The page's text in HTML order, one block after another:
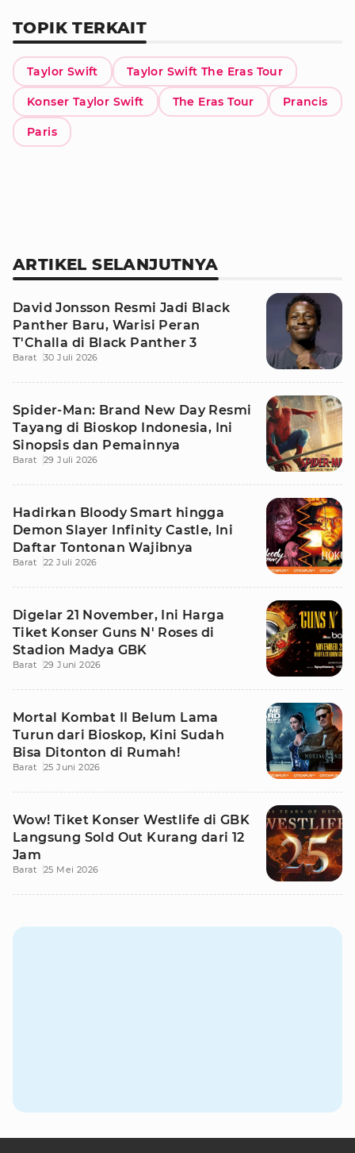
TOPIK TERKAIT
Taylor Swift Taylor Swift The Eras Tour
Konser Taylor Swift The Eras Tour Prancis
Paris
ARTIKEL SELANJUTNYA
David Jonsson Resmi Jadi Black
Panther Baru, Warisi Peran
T'Challa di Black Panther 3
Barat 30 Juli 2026
Spider-Man: Brand New Day Resmi
Tayang di Bioskop Indonesia, Ini
Sinopsis dan Pemainnya
Barat 29 Juli 2026
Hadirkan Bloody Smart hingga
Demon Slayer Infinity Castle, Ini
Daftar Tontonan Wajibnya
Barat 22 Juli 2026
Digelar 21 November, Ini Harga
Tiket Konser Guns N' Roses di
Stadion Madya GBK
Barat 29 Juni 2026
Mortal Kombat II Belum Lama
Turun dari Bioskop, Kini Sudah
Bisa Ditonton di Rumah!
Barat 25 Juni 2026
Wow! Tiket Konser Westlife di GBK
Langsung Sold Out Kurang dari 12
Jam
Barat 25 Mei 2026